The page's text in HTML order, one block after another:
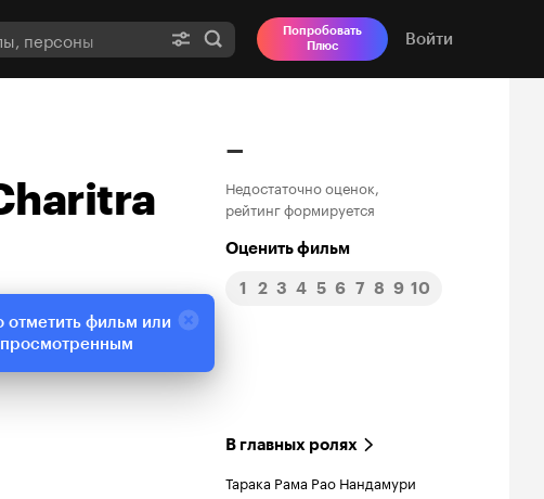
Попробовать
Плюс
Войти
–
Недостаточно оценок,
рейтинг формируется
Оценить фильм
1 2 3 4 5 6 7 8 9 10
В главных ролях
Тарака Рама Рао Нандамури
отметить фильм или